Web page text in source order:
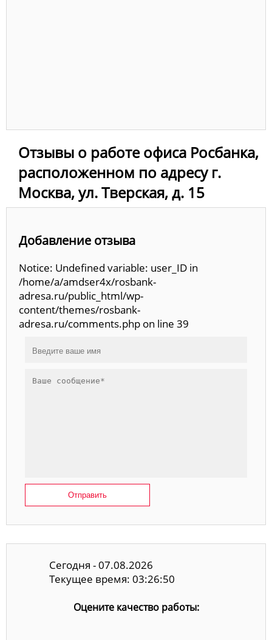
Отзывы о работе офиса Росбанка,
расположенном по адресу г.
Москва, ул. Тверская, д. 15
Добавление отзыва
Notice: Undefined variable: user_ID in
/home/a/amdser4x/rosbank-
adresa.ru/public_html/wp-
content/themes/rosbank-
adresa.ru/comments.php on line 39
Отправить
Сегодня - 07.08.2026
Текущее время: 03:26:51
Оцените качество работы: